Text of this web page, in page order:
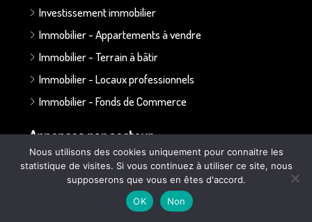
Investissement immobilier
Immobilier - Appartements à vendre
Immobilier - Terrain à bâtir
Immobilier - Locaux professionnels
Immobilier - Fonds de Commerce
Annonces par secteur :
Secteur Bapaume - Albert
Nous utilisons des cookies uniquement pour connaitre les
statistique de visites. Si vous continuez à utiliser ce site, nous
supposerons que vous en êtes d'accord.
OK
Non